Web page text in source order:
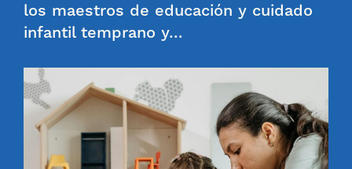
los maestros de educación y cuidado
infantil temprano y…